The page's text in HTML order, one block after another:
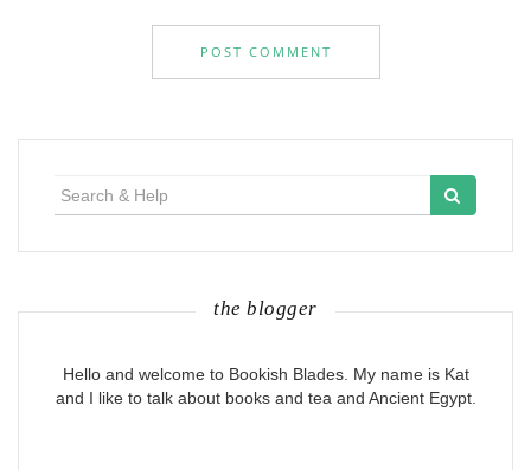
for:
the blogger
Hello and welcome to Bookish Blades. My name is Kat
and I like to talk about books and tea and Ancient Egypt.